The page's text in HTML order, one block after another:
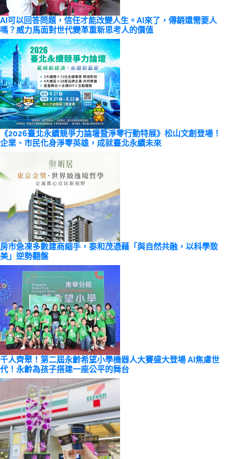
AI可以回答問題，信任才能改變人生。AI來了，傳銷還需要人
嗎？威力馬面對世代變革重新思考人的價值
《2026臺北永續競爭力論壇暨淨零行動特展》松山文創登場！
企業、市民化身淨零英雄，成就臺北永續未來
房市急凍多數建商縮手，泰和茂憑藉「與自然共融，以科學致
美」逆勢翻盤
千人齊聚！第二屆永齡希望小學機器人大賽盛大登場 AI焦慮世
代！永齡為孩子搭建一座公平的舞台